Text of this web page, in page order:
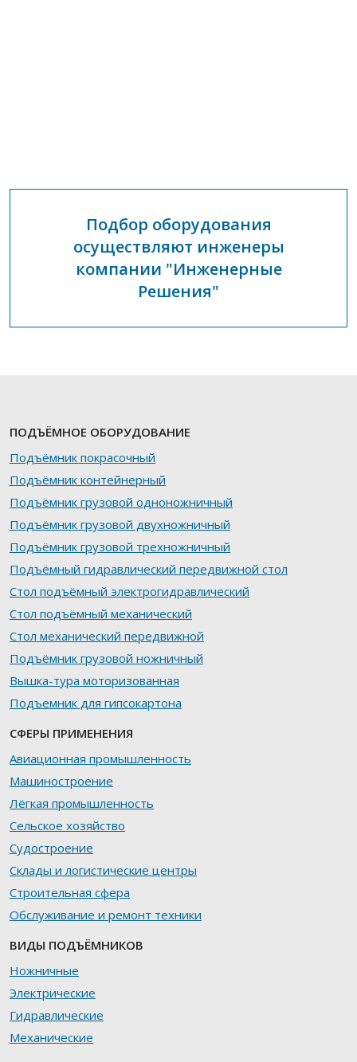
Подбор оборудования
осуществляют инженеры
компании "Инженерные
Решения"
ПОДЪЁМНОЕ ОБОРУДОВАНИЕ
Подъёмник покрасочный
Подъёмник контейнерный
Подъёмник грузовой одноножничный
Подъёмник грузовой двухножничный
Подъёмник грузовой трехножничный
Подъёмный гидравлический передвижной стол
Стол подъёмный электрогидравлический
Стол подъёмный механический
Стол механический передвижной
Подъёмник грузовой ножничный
Вышка-тура моторизованная
Подъемник для гипсокартона
СФЕРЫ ПРИМЕНЕНИЯ
Авиационная промышленность
Машиностроение
Лёгкая промышленность
Сельское хозяйство
Судостроение
Склады и логистические центры
Строительная сфера
Обслуживание и ремонт техники
ВИДЫ ПОДЪЁМНИКОВ
Ножничные
Электрические
Гидравлические
Механические